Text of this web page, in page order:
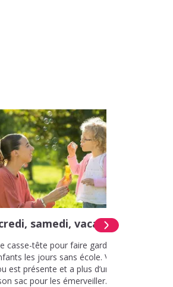
samedi, vacances
casse-tête pour faire garder
les jours sans école. Votre
est présente et a plus d’un tour
sac pour les émerveiller.